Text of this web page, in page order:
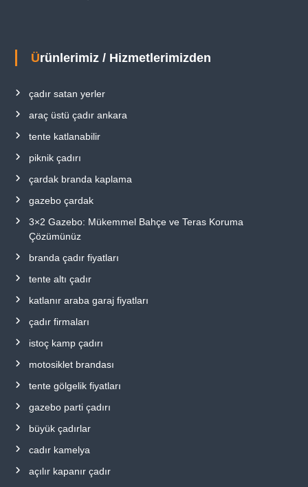
Ürünlerimiz / Hizmetlerimizden
çadır satan yerler
araç üstü çadır ankara
tente katlanabilir
piknik çadırı
çardak branda kaplama
gazebo çardak
3×2 Gazebo: Mükemmel Bahçe ve Teras Koruma
Çözümünüz
branda çadır fiyatları
tente altı çadır
katlanır araba garaj fiyatları
çadır firmaları
istoç kamp çadırı
motosiklet brandası
tente gölgelik fiyatları
gazebo parti çadırı
büyük çadırlar
cadır kamelya
açılır kapanır çadır